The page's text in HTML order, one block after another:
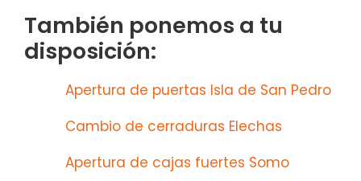
También ponemos a tu
disposición:
Apertura de puertas Isla de San Pedro
Cambio de cerraduras Elechas
Apertura de cajas fuertes Somo